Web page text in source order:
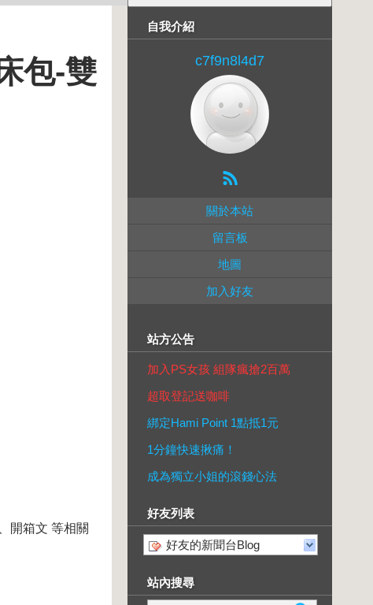
包-雙
開箱文 等相關
自我介紹
c7f9n8l4d7
關於本站
留言板
地圖
加入好友
站方公告
加入PS女孩 組隊瘋搶2百萬
超取登記送咖啡
綁定Hami Point 1點抵1元
1分鐘快速揪痛！
成為獨立小姐的滾錢心法
好友列表
好友的新聞台Blog
站內搜尋